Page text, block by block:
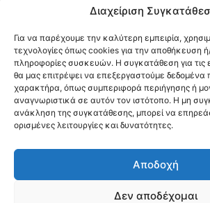
Διαχείριση
Για να παρέχουμε την καλύτερη εμπειρία,
τεχνολογίες όπως cookies για την αποθήκευση
πληροφορίες συσκευών. Η συγκατάθεση για τις
θα μας επιτρέψει να επεξεργαστούμε δεδομένα
χαρακτήρα, όπως συμπεριφορά περιήγησης ή
αναγνωριστικά σε αυτόν τον ιστότοπο. Η μη
ανάκληση της συγκατάθεσης, μπορεί να
ορισμένες λειτουργίες και δυνατότητες.
Αποδοχή
Δεν αποδέχομαι
Επικοινωνία:
ΑΚΟΛΟΥΘΗΣΕ
Videos Όροι Χρήσης